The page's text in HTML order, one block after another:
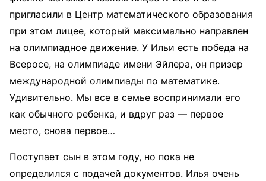
пригласили в Центр математического образования
при этом лицее, который максимально направлен
на олимпиадное движение. У Ильи есть победа на
Всеросе, на олимпиаде имени Эйлера, он призер
международной олимпиады по математике.
Удивительно. Мы все в семье воспринимали его
как обычного ребенка, и вдруг раз — первое
место, снова первое…
Поступает сын в этом году, но пока не
определился с подачей документов. Илья очень